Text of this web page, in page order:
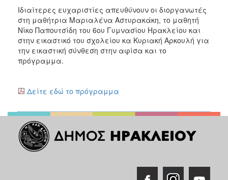
Ιδιαίτερες ευχαριστίες απευθύνουν οι διοργανωτές
στη μαθήτρια Μαριαλένα Αστυρακάκη, το μαθητή
Νίκο Παπουτσίδη του 6ου Γυμνασίου Ηρακλείου και
στην εικαστικό του σχολείου κα Κυριακή Αρκουλή για
την εικαστική σύνθεση στην αφίσα και το
πρόγραμμα.
Δείτε εδώ το πρόγραμμα